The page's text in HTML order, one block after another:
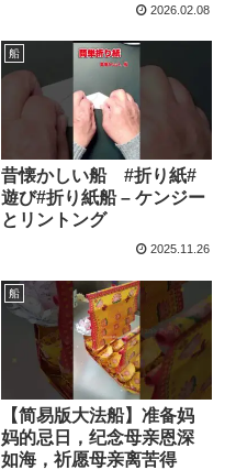
2026.02.08
船
昔懐かしい船 #折り紙#
遊び#折り紙船 – ケンジー
とリントング
2025.11.26
船
【简易版大法船】准备妈
妈的忌日，纪念母亲恩深
如海，祈愿母亲离苦得